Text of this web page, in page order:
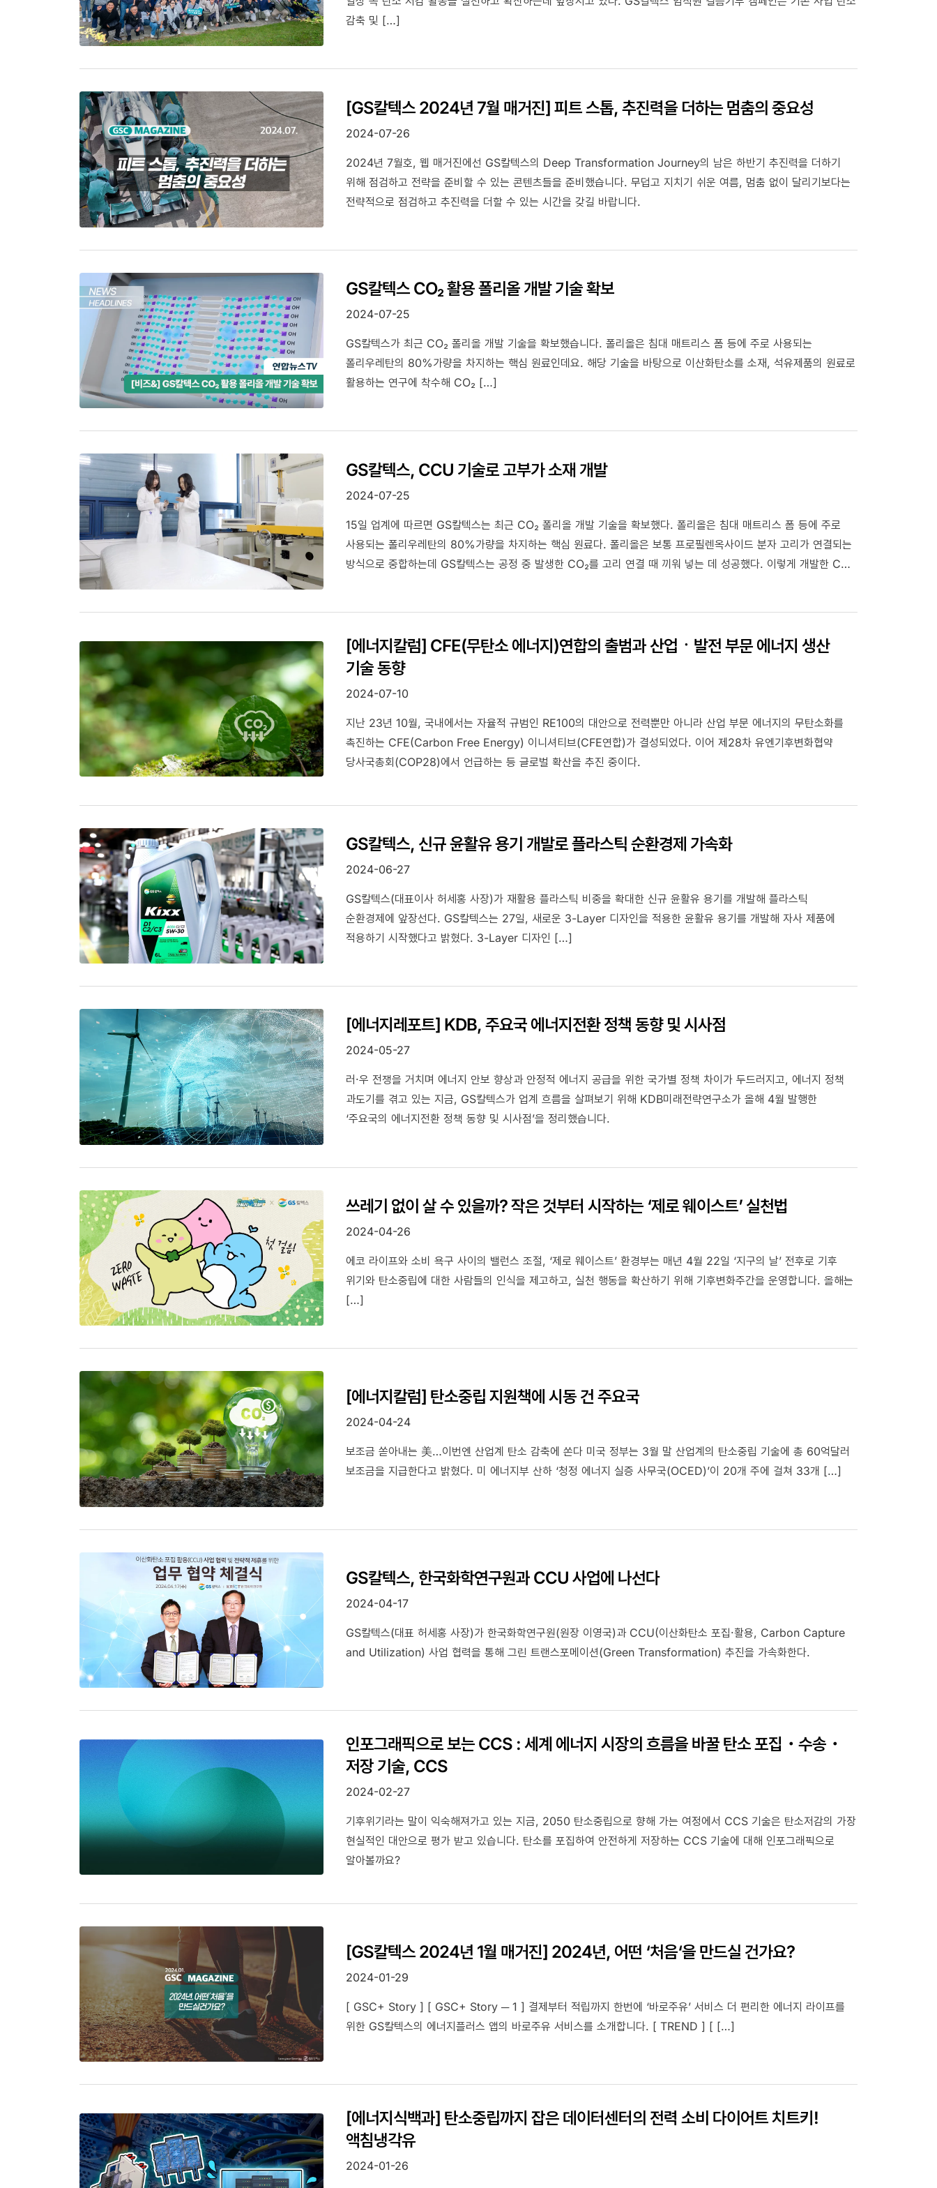
감축 및 […]
[GS칼텍스 2024년 7월 매거진] 피트 스톱, 추진력을 더하는 멈춤의 중요성
2024-07-26
2024년 7월호, 웹 매거진에선 GS칼텍스의 Deep Transformation Journey의 남은 하반기 추진력을 더하기
위해 점검하고 전략을 준비할 수 있는 콘텐츠들을 준비했습니다. 무덥고 지치기 쉬운 여름, 멈춤 없이 달리기보다는
전략적으로 점검하고 추진력을 더할 수 있는 시간을 갖길 바랍니다.
GS칼텍스 CO₂ 활용 폴리올 개발 기술 확보
2024-07-25
GS칼텍스가 최근 CO₂ 폴리올 개발 기술을 확보했습니다. 폴리올은 침대 매트리스 폼 등에 주로 사용되는
폴리우레탄의 80%가량을 차지하는 핵심 원료인데요. 해당 기술을 바탕으로 이산화탄소를 소재, 석유제품의 원료로
활용하는 연구에 착수해 CO₂ […]
GS칼텍스, CCU 기술로 고부가 소재 개발
2024-07-25
15일 업계에 따르면 GS칼텍스는 최근 CO₂ 폴리올 개발 기술을 확보했다. 폴리올은 침대 매트리스 폼 등에 주로
사용되는 폴리우레탄의 80%가량을 차지하는 핵심 원료다. 폴리올은 보통 프로필렌옥사이드 분자 고리가 연결되는
방식으로 중합하는데 GS칼텍스는 공정 중 발생한 CO₂를 고리 연결 때 끼워 넣는 데 성공했다. 이렇게 개발한 CO₂
[에너지칼럼] CFE(무탄소 에너지)연합의 출범과 산업ㆍ발전 부문 에너지 생산
기술 동향
2024-07-10
지난 23년 10월, 국내에서는 자율적 규범인 RE100의 대안으로 전력뿐만 아니라 산업 부문 에너지의 무탄소화를
촉진하는 CFE(Carbon Free Energy) 이니셔티브(CFE연합)가 결성되었다. 이어 제28차 유엔기후변화협약
당사국총회(COP28)에서 언급하는 등 글로벌 확산을 추진 중이다.
GS칼텍스, 신규 윤활유 용기 개발로 플라스틱 순환경제 가속화
2024-06-27
GS칼텍스(대표이사 허세홍 사장)가 재활용 플라스틱 비중을 확대한 신규 윤활유 용기를 개발해 플라스틱
순환경제에 앞장선다. GS칼텍스는 27일, 새로운 3-Layer 디자인을 적용한 윤활유 용기를 개발해 자사 제품에
적용하기 시작했다고 밝혔다. 3-Layer 디자인 […]
[에너지레포트] KDB, 주요국 에너지전환 정책 동향 및 시사점
2024-05-27
러·우 전쟁을 거치며 에너지 안보 향상과 안정적 에너지 공급을 위한 국가별 정책 차이가 두드러지고, 에너지 정책
과도기를 겪고 있는 지금, GS칼텍스가 업계 흐름을 살펴보기 위해 KDB미래전략연구소가 올해 4월 발행한
‘주요국의 에너지전환 정책 동향 및 시사점’을 정리했습니다.
쓰레기 없이 살 수 있을까? 작은 것부터 시작하는 ‘제로 웨이스트’ 실천법
2024-04-26
에코 라이프와 소비 욕구 사이의 밸런스 조절, ‘제로 웨이스트’ 환경부는 매년 4월 22일 ‘지구의 날’ 전후로 기후
위기와 탄소중립에 대한 사람들의 인식을 제고하고, 실천 행동을 확산하기 위해 기후변화주간을 운영합니다. 올해는
[…]
[에너지칼럼] 탄소중립 지원책에 시동 건 주요국
2024-04-24
보조금 쏟아내는 美…이번엔 산업계 탄소 감축에 쏜다 미국 정부는 3월 말 산업계의 탄소중립 기술에 총 60억달러
보조금을 지급한다고 밝혔다. 미 에너지부 산하 ‘청정 에너지 실증 사무국(OCED)’이 20개 주에 걸쳐 33개 […]
GS칼텍스, 한국화학연구원과 CCU 사업에 나선다
2024-04-17
GS칼텍스(대표 허세홍 사장)가 한국화학연구원(원장 이영국)과 CCU(이산화탄소 포집·활용, Carbon Capture
and Utilization) 사업 협력을 통해 그린 트랜스포메이션(Green Transformation) 추진을 가속화한다.
인포그래픽으로 보는 CCS : 세계 에너지 시장의 흐름을 바꿀 탄소 포집・수송・
저장 기술, CCS
2024-02-27
기후위기라는 말이 익숙해져가고 있는 지금, 2050 탄소중립으로 향해 가는 여정에서 CCS 기술은 탄소저감의 가장
현실적인 대안으로 평가 받고 있습니다. 탄소를 포집하여 안전하게 저장하는 CCS 기술에 대해 인포그래픽으로
알아볼까요?
[GS칼텍스 2024년 1월 매거진] 2024년, 어떤 ‘처음‘을 만드실 건가요?
2024-01-29
[ GSC+ Story ] [ GSC+ Story ─ 1 ] 결제부터 적립까지 한번에 ‘바로주유’ 서비스 더 편리한 에너지 라이프를
위한 GS칼텍스의 에너지플러스 앱의 바로주유 서비스를 소개합니다. [ TREND ] [ […]
[에너지식백과] 탄소중립까지 잡은 데이터센터의 전력 소비 다이어트 치트키!
액침냉각유
2024-01-26